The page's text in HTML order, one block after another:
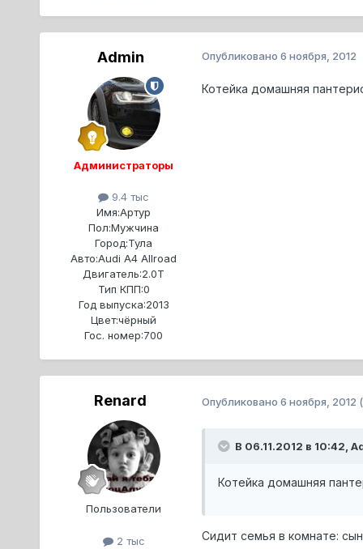
Admin
Администраторы
9.4 тыс
Имя:Артур
Пол:Мужчина
Город:Тула
Авто:Audi A4 Allroad
Двигатель:2.0T
Тип КПП:0
Год выпуска:2013
Цвет:чёрный
Гос. номер:700
Опубликовано 6 ноября, 2012
Котейка домашняя
Renard
Пользователи
2 тыс
Опубликовано 6 ноября, 2012
В 06.11.2012 в 10:42,
Котейка домашняя
Сидит семья в комнате: